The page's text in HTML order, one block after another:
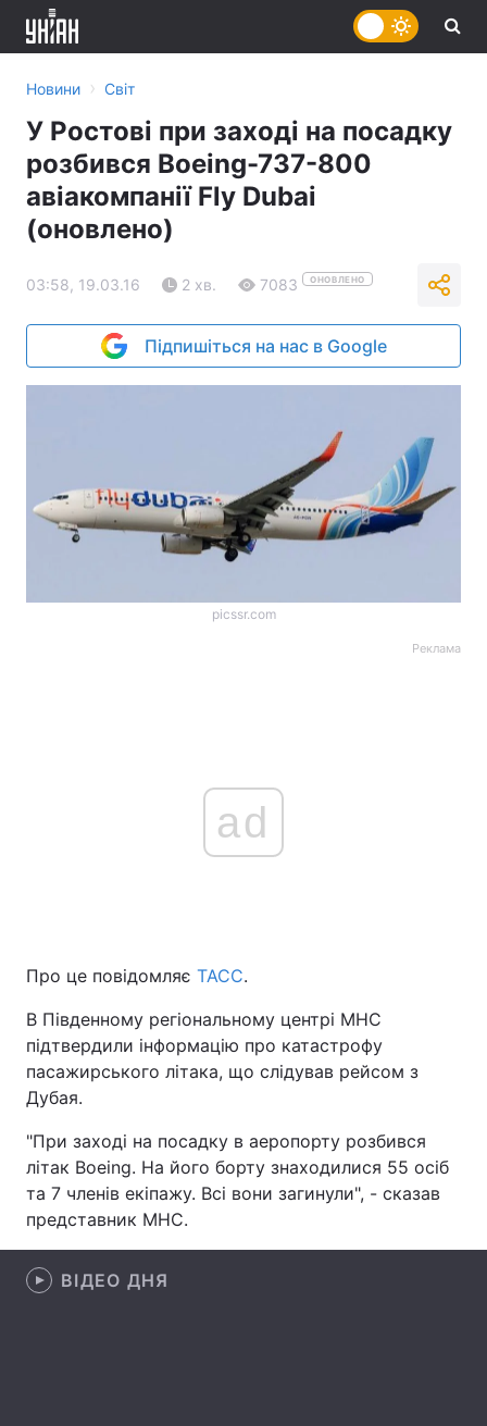
Головна Війна
Економіка Світ
Новини › Світ
У Ростові при заході на посадку
розбився Boeing-737-800
авіакомпанії Fly Dubai
(оновлено)
03:58, 19.03.16 2 хв. 7083 ОНОВЛЕНО
Підпишіться на нас в Google
picssr.com
Реклама
ad
Про це повідомляє ТАСС.
В Південному регіональному центрі МНС
підтвердили інформацію про катастрофу
пасажирського літака, що слідував рейсом з
Дубая.
"При заході на посадку в аеропорту розбився
літак Boeing. На його борту знаходилися 55 осіб
та 7 членів екіпажу. Всі вони загинули", - сказав
представник МНС.
ВІДЕО ДНЯ